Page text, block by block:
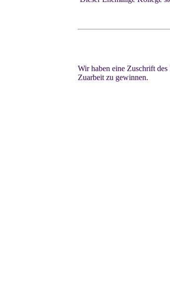
Wir haben eine Zuschrift
Zuarbeit zu gewinnen.